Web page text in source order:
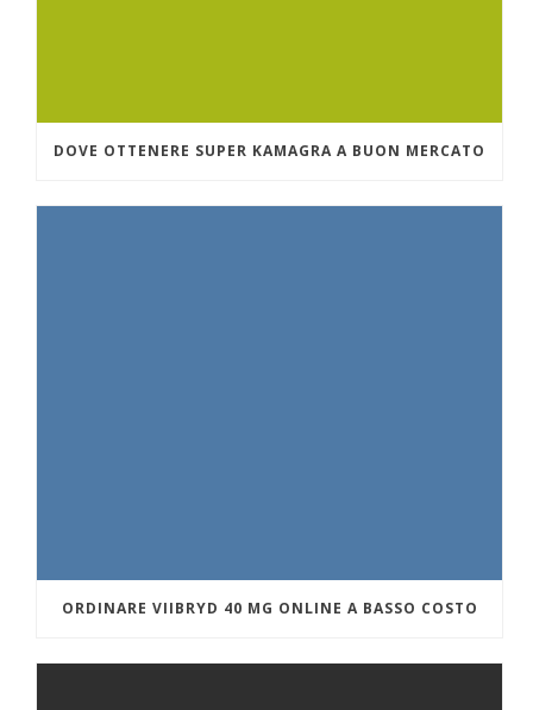
DOVE OTTENERE SUPER KAMAGRA A BUON MERCATO
ORDINARE VIIBRYD 40 MG ONLINE A BASSO COSTO